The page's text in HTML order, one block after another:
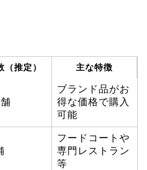
（推定） 主な特徴
ブランド品がお
得な価格で購入
可能
フードコートや
専門レストラン
等